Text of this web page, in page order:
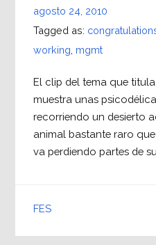
agosto 24, 2010
Tagged as:
working mgmt
El clip del tema que
muestra unas
recorriendo un desierto
animal bastante raro
va perdiendo partes de su…
FES